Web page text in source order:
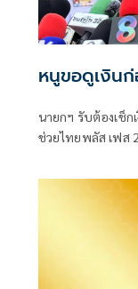
หนูขอดูเงินก่
นายกฯ รับต้องเช็ก
ช่วยไทยพลัส เฟส 2” สวนคนวิจารณ์ปมเป็นภาระประชาชน ชี้
ไทยพลัสหรือไม่